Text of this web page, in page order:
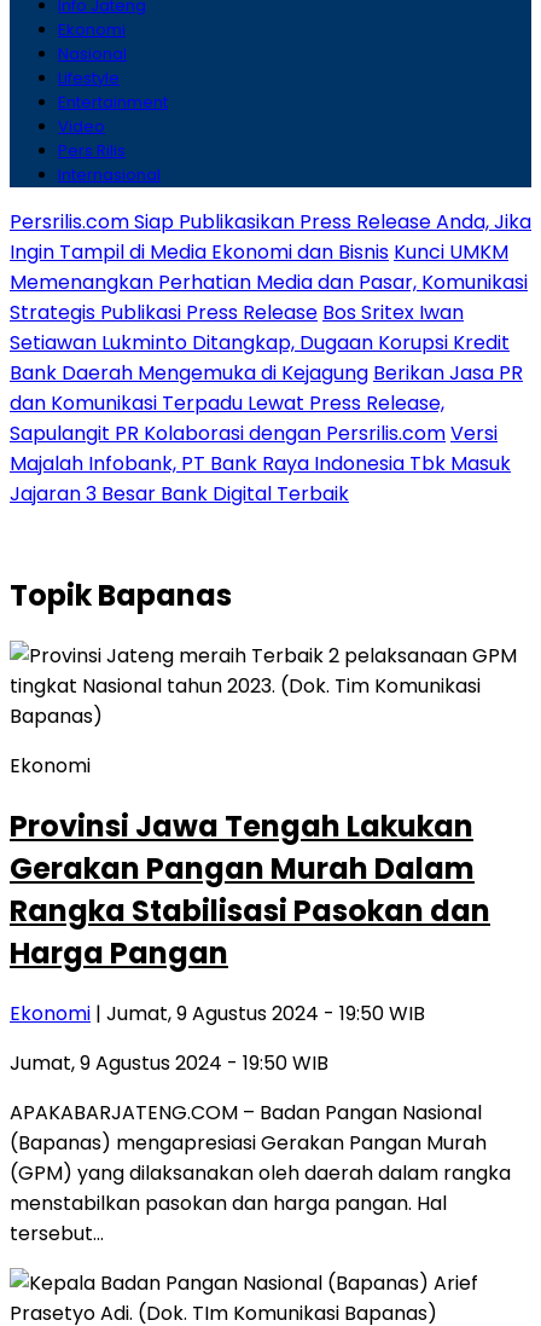
Info Jateng
Ekonomi
Nasional
Lifestyle
Entertainment
Video
Pers Rilis
Internasional
Persrilis.com Siap Publikasikan Press Release Anda, Jika
Ingin Tampil di Media Ekonomi dan Bisnis Kunci UMKM
Memenangkan Perhatian Media dan Pasar, Komunikasi
Strategis Publikasi Press Release Bos Sritex Iwan
Setiawan Lukminto Ditangkap, Dugaan Korupsi Kredit
Bank Daerah Mengemuka di Kejagung Berikan Jasa PR
dan Komunikasi Terpadu Lewat Press Release,
Sapulangit PR Kolaborasi dengan Persrilis.comVersi
Majalah Infobank, PT Bank Raya Indonesia Tbk Masuk
Jajaran 3 Besar Bank Digital Terbaik
TopikBapanas
Ekonomi
Provinsi Jawa Tengah Lakukan
Gerakan Pangan Murah Dalam
Rangka Stabilisasi Pasokan dan
Harga Pangan
Ekonomi | Jumat, 9 Agustus 2024 - 19:50 WIB
Jumat, 9 Agustus 2024 - 19:50 WIB
APAKABARJATENG.COM – Badan Pangan Nasional
(Bapanas) mengapresiasi Gerakan Pangan Murah
(GPM) yang dilaksanakan oleh daerah dalam rangka
menstabilkan pasokan dan harga pangan. Hal
tersebut…